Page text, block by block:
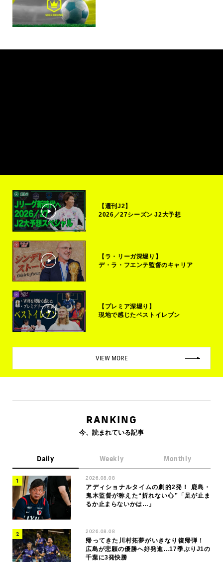
【週刊J2】
2026／27シーズン J2大予想
【ラ・リーガ深堀り】
デ・ラ・フエンテ監督のキャリア
【プレミア深堀り】
現地で感じたベストイレブン
VIEW MORE
RANKING
今、読まれている記事
Daily Weekly Monthly
2026.08.08
アディショナルタイムの劇的2発！ 鹿島・
鬼木監督が称えた“折れない心”「足が止ま
るか止まらないかは…」
2026.08.08
帰ってきた川村拓夢がいきなり復帰弾！
広島が悲願の優勝へ好発進…17季ぶりJ1の
千葉に3発快勝